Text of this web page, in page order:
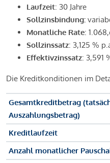
Laufzeit: 30 Jahre
Sollzinsbindung:
Monatliche Rate:
Sollzinssatz: 3,125 %
Effektivzinssatz: 3,591
Die Kreditkonditionen im
Gesamtkreditbetrag
Auszahlungsbetrag)
Kreditlaufzeit
Anzahl monatlicher